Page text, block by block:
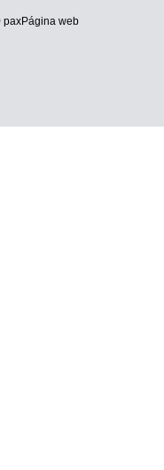
paxPágina web